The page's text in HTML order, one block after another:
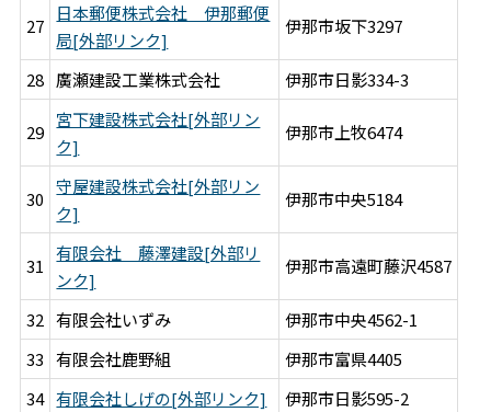
27
日本郵便株式会社 伊那郵便
局[外部リンク]
伊那市坂下3297
28 廣瀬建設工業株式会社 伊那市日影334-3
29
宮下建設株式会社[外部リン
ク]
伊那市上牧6474
30
守屋建設株式会社[外部リン
ク]
伊那市中央5184
31
有限会社 藤澤建設[外部リ
ンク]
伊那市高遠町藤沢4587
32 有限会社いずみ
伊那市中央4562-1
33 有限会社鹿野組
伊那市富県4405
34 有限会社しげの[外部リンク]
伊那市日影595-2